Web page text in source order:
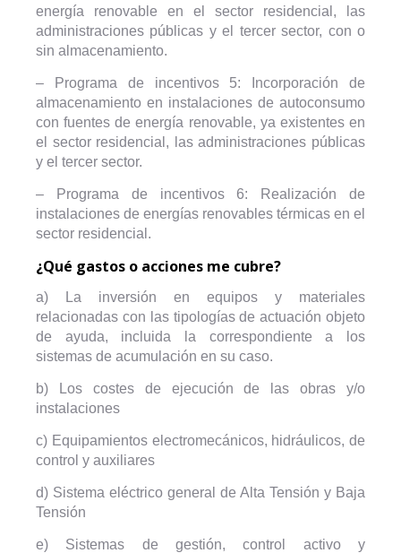
energía renovable en el sector residencial, las
administraciones públicas y el tercer sector, con o
sin almacenamiento.
– Programa de incentivos 5: Incorporación de
almacenamiento en instalaciones de autoconsumo
con fuentes de energía renovable, ya existentes en
el sector residencial, las administraciones públicas
y el tercer sector.
– Programa de incentivos 6: Realización de
instalaciones de energías renovables térmicas en el
sector residencial.
¿Qué gastos o acciones me cubre?
a) La inversión en equipos y materiales
relacionadas con las tipologías de actuación objeto
de ayuda, incluida la correspondiente a los
sistemas de acumulación en su caso.
b) Los costes de ejecución de las obras y/o
instalaciones
c) Equipamientos electromecánicos, hidráulicos, de
control y auxiliares
d) Sistema eléctrico general de Alta Tensión y Baja
Tensión
e) Sistemas de gestión, control activo y